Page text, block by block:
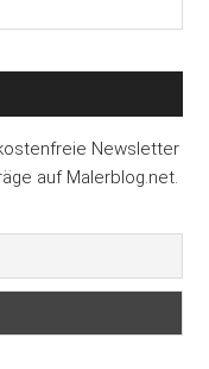
Newsletter
auf Malerblog.net.